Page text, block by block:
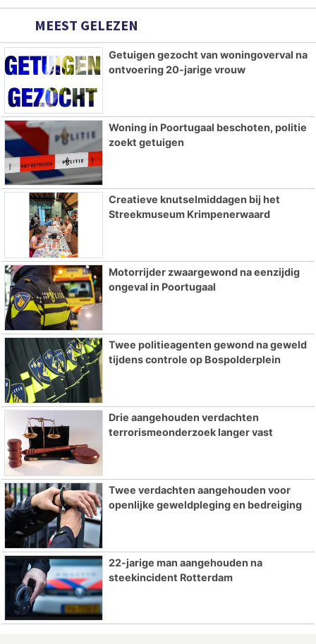
MEEST GELEZEN
Getuigen gezocht van woningoverval na
ontvoering 20-jarige vrouw
Woning in Poortugaal beschoten, politie
zoekt getuigen
Creatieve knutselmiddagen bij het
Streekmuseum Krimpenerwaard
Motorrijder zwaargewond na eenzijdig
ongeval in Poortugaal
Twee politieagenten gewond na geweld
tijdens controle op Bospolderplein
Drie aangehouden verdachten
terrorismeonderzoek langer vast
Twee verdachten aangehouden voor
openlijke geweldpleging en bedreiging
22-jarige man aangehouden na
steekincident Rotterdam